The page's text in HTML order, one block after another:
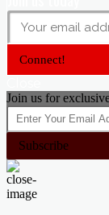
Connect!
Join us for
Subscribe